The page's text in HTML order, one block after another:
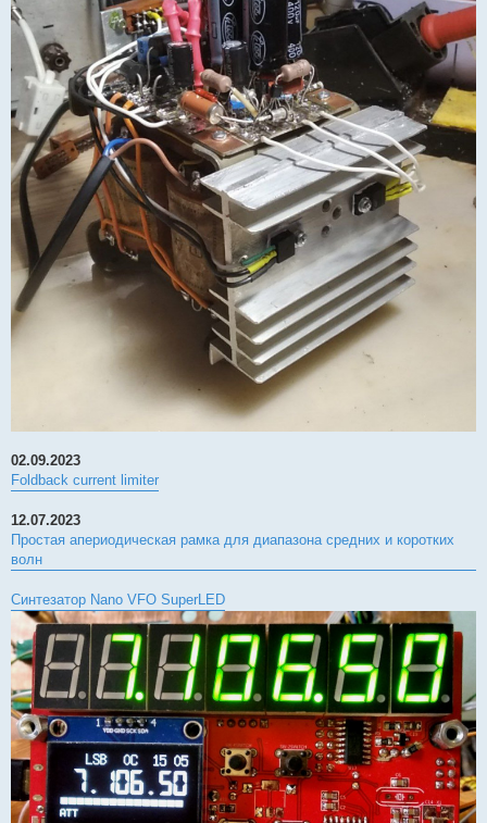
02.09.2023
Foldback current limiter
12.07.2023
Простая апериодическая рамка для диапазона средних и коротких
волн
Синтезатор Nano VFO SuperLED